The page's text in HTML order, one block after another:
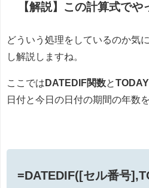
【解説】この計算式でや
どういう処理をしているのか気
し解説しますね。
ここでは DATEDIF関数と
日付と今日の日付の期間の年数
=DATEDIF([セル番号